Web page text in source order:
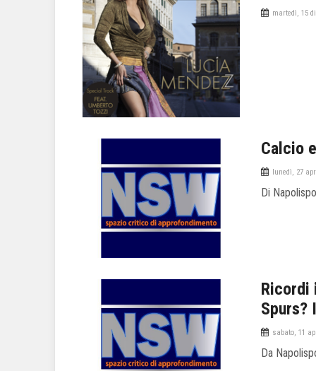
martedì, 15
Calcio
lunedì, 27
Di
Ricordi
Spurs?
sabato, 11
Da